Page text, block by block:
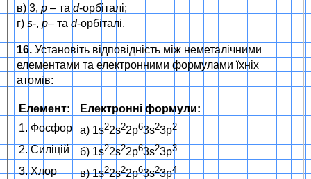
в) 3, p – та d-орбіталі;
г) s-, p– та d-орбіталі.
16. Установіть відповідність між неметалічними
елементами та електронними формулами їхніх
атомів:
Елемент:
Електронні формули:
1. Фосфор
а) 1s22s22p63s23p2
2. Силіцій б) 1s22s22p63s23p3
3. Хлор в) 1s22s22p63s23p4